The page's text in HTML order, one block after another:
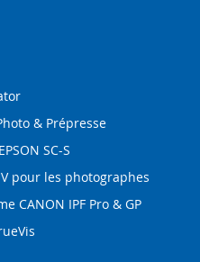
& Prépresse
SC-S
pour les photographes
CANON IPF Pro & GP